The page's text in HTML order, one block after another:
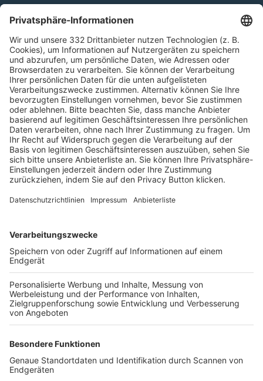
Kontakt
HÄUFIG BESUCHTE SEITEN
Pässe und Vereinswechsel
Trainerausbildung
Schulungsangebot Vereinsmitarbeiter
BFV-Geschäftsstellen
Trainerbörse
Login SpielPlus
FOLGE DEM BFV
TOP-VEREINE
TOP-PARTNER